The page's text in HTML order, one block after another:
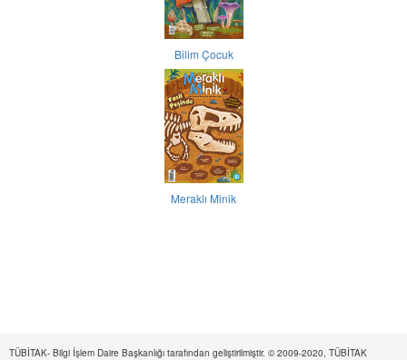
Bilim Çocuk
Meraklı Minik
TÜBİTAK- Bilgi İşlem Daire Başkanlığı tarafından geliştirilmiştir. © 2009-2020, TÜBİTAK